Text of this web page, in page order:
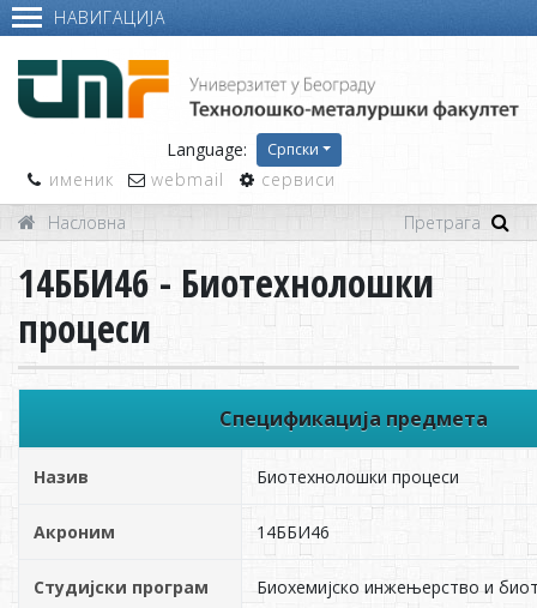
НАВИГАЦИЈА
Language: Српски
именик webmail
сервиси
Насловна
14ББИ46 - Биотехнолошки
процеси
Спецификација предмета
Назив Биотехнолошки процеси
Акроним 14ББИ46
Студијски програм Биохемијско инжењерство и